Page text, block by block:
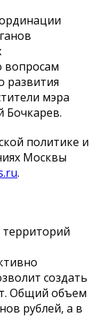
вопросам
развития
мэра
политике и
Москвы
.
создать
Общий объем
рублей, а в